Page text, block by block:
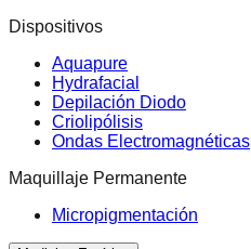
Dispositivos
Aquapure
Hydrafacial
Depilación Diodo
Criolipólisis
Ondas Electromagnéticas
Maquillaje Permanente
Micropigmentación